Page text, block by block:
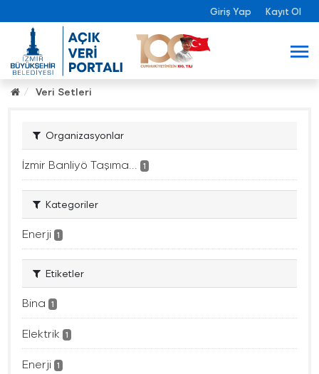
Giriş Yap Kayıt Ol
Veri Setleri
Organizasyonlar
İzmir Banliyö Taşıma... 1
Kategoriler
Enerji 1
Etiketler
Bina 1
Elektrik 1
Enerji 1